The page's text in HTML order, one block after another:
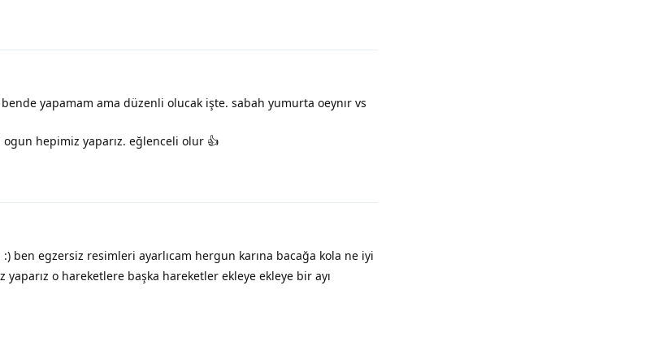
yapamam ama düzenli olucak işte. sabah yumurta oeynır vs
hepimiz yaparız. eğlenceli olur 👍
ben egzersiz resimleri ayarlıcam hergun karına bacağa kola ne iyi
o hareketlere başka hareketler ekleye ekleye bir ayı